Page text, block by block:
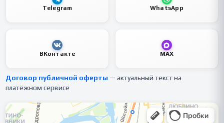
Telegram WhatsApp
ВКонтакте MAX
Договор публичной оферты — актуальный текст на
платёжном сервисе